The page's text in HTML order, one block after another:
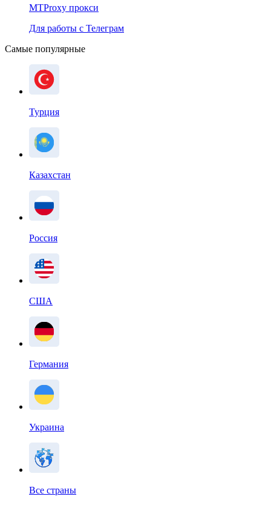
MTProxy прокси
Для работы с Телеграм
Самые популярные
Турция
Казахстан
Россия
США
Германия
Украина
Все страны